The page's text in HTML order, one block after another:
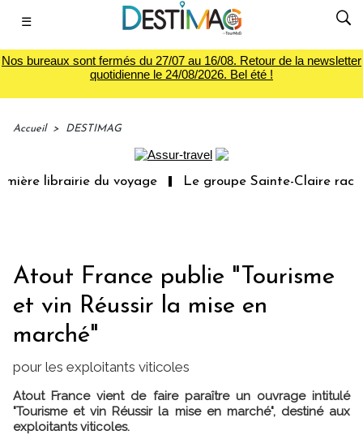
☰
Nos bureaux sont fermés du 27/07 au 16/08. Retour de la newsletter
quotidienne le 24/08/2026. Bel été !
Accueil > DESTIMAG
librairie du voyage Le groupe Sainte-Claire
Atout France publie "Tourisme
et vin Réussir la mise en
marché"
pour les exploitants viticoles
Atout France vient de faire paraître un ouvrage intitulé
"Tourisme et vin Réussir la mise en marché", destiné aux
exploitants viticoles.